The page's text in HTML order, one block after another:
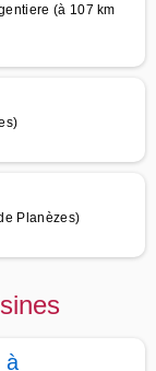
(à 107 km
Planèzes)
à